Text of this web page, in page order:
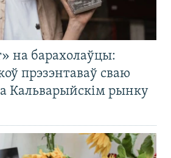
на барахолаўцы:
прэзэнтаваў сваю
Кальварыйскім рынку